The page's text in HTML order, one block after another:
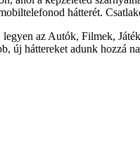
hátterét.
az Autók, Filmek,
új háttereket adunk hozzá